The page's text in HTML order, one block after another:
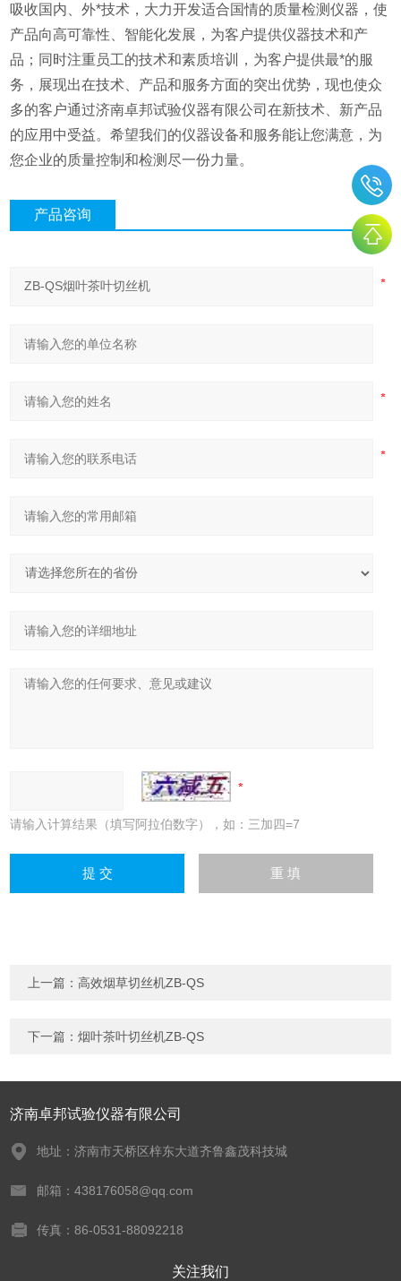
吸收国内、外*技术，大力开发适合国情的质量检测仪器，使
产品向高可靠性、智能化发展，为客户提供仪器技术和产
品；同时注重员工的技术和素质培训，为客户提供最*的服
务，展现出在技术、产品和服务方面的突出优势，现也使众
多的客户通过济南卓邦试验仪器有限公司在新技术、新产品
的应用中受益。希望我们的仪器设备和服务能让您满意，为
您企业的质量控制和检测尽一份力量。
产品咨询
请输入计算结果（填写阿拉伯数字），如：三加四=7
上一篇：高效烟草切丝机ZB-QS
下一篇：烟叶茶叶切丝机ZB-QS
济南卓邦试验仪器有限公司
地址：济南市天桥区梓东大道齐鲁鑫茂科技城
邮箱：438176058@qq.com
传真：86-0531-88092218
关注我们